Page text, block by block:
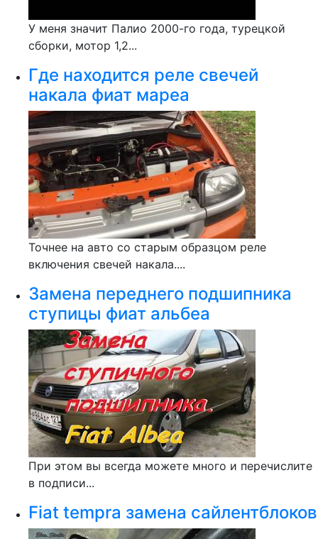
У меня значит Палио 2000-го года, турецкой
сборки, мотор 1,2...
Где находится реле свечей
накала фиат мареа
Точнее на авто со старым образцом реле
включения свечей накала....
Замена переднего подшипника
ступицы фиат альбеа
При этом вы всегда можете много и перечислите
в подписи...
Fiat tempra замена сайлентблоков